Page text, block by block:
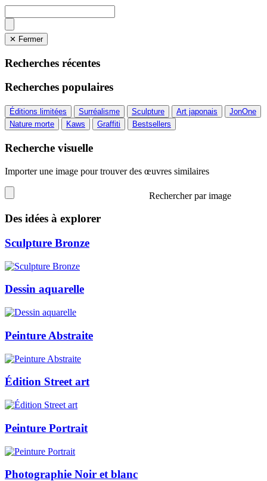
✕ Fermer
Recherches récentes
Recherches populaires
Éditions limitées Surréalisme Sculpture Art japonais
JonOne
Nature morte
Kaws Graffiti Bestsellers
Recherche visuelle
Importer une image pour trouver des œuvres similaires
Rechercher par image
Des idées à explorer
Sculpture Bronze
Dessin aquarelle
Peinture Abstraite
Édition Street art
Peinture Portrait
Photographie Noir et blanc